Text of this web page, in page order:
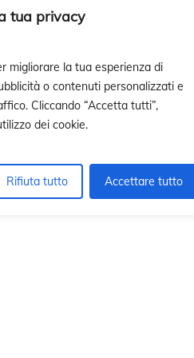
tua privacy
migliorare la tua esperienza di
o contenuti personalizzati e
Cliccando “Accetta tutti”,
dei cookie.
Rifiuta tutto Accettare tutto